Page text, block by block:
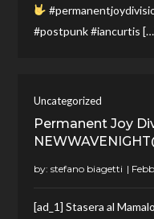
#postpunk #iancurtis
Uncategorized
Permanent Joy
by:stefano biagetti
[ad_1] Stasera al